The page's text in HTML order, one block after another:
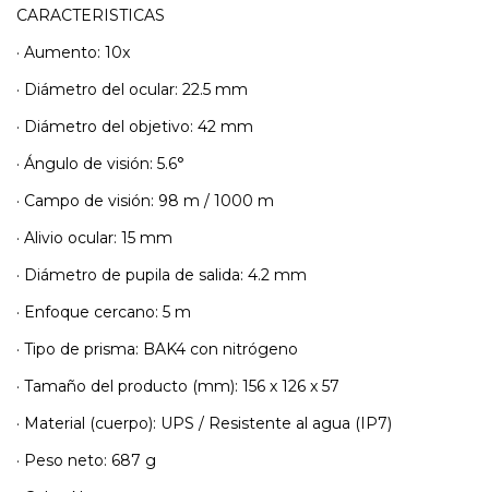
CARACTERISTICAS
· Aumento: 10x
· Diámetro del ocular: 22.5 mm
· Diámetro del objetivo: 42 mm
· Ángulo de visión: 5.6°
· Campo de visión: 98 m / 1000 m
· Alivio ocular: 15 mm
· Diámetro de pupila de salida: 4.2 mm
· Enfoque cercano: 5 m
· Tipo de prisma: BAK4 con nitrógeno
· Tamaño del producto (mm): 156 x 126 x 57
· Material (cuerpo): UPS / Resistente al agua (IP7)
· Peso neto: 687 g